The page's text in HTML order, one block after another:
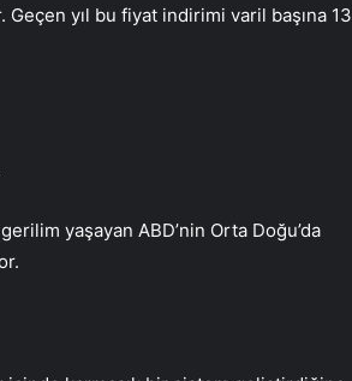
yıl bu fiyat indirimi varil başına 13
yaşayan ABD’nin Orta Doğu’da